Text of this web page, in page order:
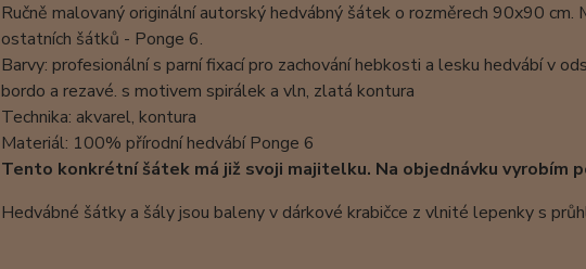
Ručně malovaný originální autorský hedvábný šátek o rozměrech 90x90
ostatních šátků - Ponge 6.
Barvy: profesionální s parní fixací pro zachování hebkosti a lesku hedvábí v
bordo a rezavé. s motivem spirálek a vln, zlatá kontura
Technika: akvarel, kontura
Materiál: 100% přírodní hedvábí Ponge 6
Tento konkrétní šátek má již svoji majitelku. Na objednávku vyrobím
Hedvábné šátky a šály jsou baleny v dárkové krabičce z vlnité lepenky s